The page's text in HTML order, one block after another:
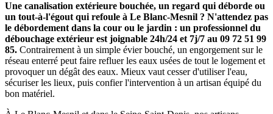
Une canalisation extérieure bouchée, un regard qui déborde ou
un tout-à-l'égout qui refoule à Le Blanc-Mesnil ? N'attendez pas
le débordement dans la cour ou le jardin : un professionnel du
débouchage extérieur est joignable 24h/24 et 7j/7 au 09 72 51 99
85. Contrairement à un simple évier bouché, un engorgement sur le
réseau enterré peut faire refluer les eaux usées de tout le logement et
provoquer un dégât des eaux. Mieux vaut cesser d'utiliser l'eau,
sécuriser les lieux, puis confier l'intervention à un artisan équipé du
bon matériel.